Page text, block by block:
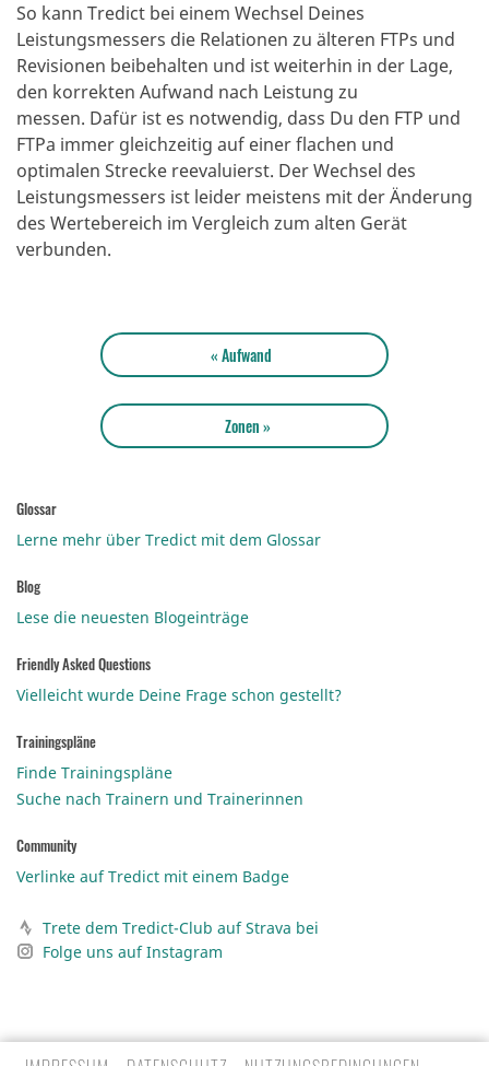
So kann Tredict bei einem Wechsel Deines
Leistungsmessers die Relationen zu älteren FTPs und
Revisionen beibehalten und ist weiterhin in der Lage,
den korrekten Aufwand nach Leistung zu
messen. Dafür ist es notwendig, dass Du den FTP und
FTPa immer gleichzeitig auf einer flachen und
optimalen Strecke reevaluierst. Der Wechsel des
Leistungsmessers ist leider meistens mit der Änderung
des Wertebereich im Vergleich zum alten Gerät
verbunden.
« Aufwand
Zonen »
Glossar
Lerne mehr über Tredict mit dem Glossar
Blog
Lese die neuesten Blogeinträge
Friendly Asked Questions
Vielleicht wurde Deine Frage schon gestellt?
Trainingspläne
Finde Trainingspläne
Suche nach Trainern und Trainerinnen
Community
Verlinke auf Tredict mit einem Badge
Trete dem Tredict-Club auf Strava bei
Folge uns auf Instagram